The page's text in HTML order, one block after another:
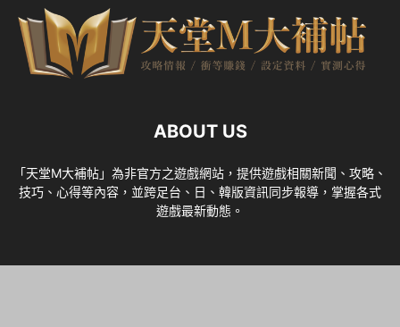
ABOUT US
「天堂M大補帖」為非官方之遊戲網站，提供遊戲相關新聞、攻略、
技巧、心得等內容，並跨足台、日、韓版資訊同步報導，掌握各式
遊戲最新動態。